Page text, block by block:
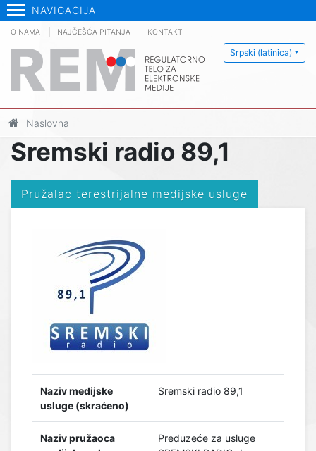
NAVIGACIJA
Srpski (latinica)
O NAMA NAJČEŠĆA PITANJA KONTAKT
Naslovna
Sremski radio 89,1
Pružalac terestrijalne medijske usluge
Naziv medijske
usluge (skraćeno)
Sremski radio 89,1
Naziv pružaoca
Preduzeće za usluge